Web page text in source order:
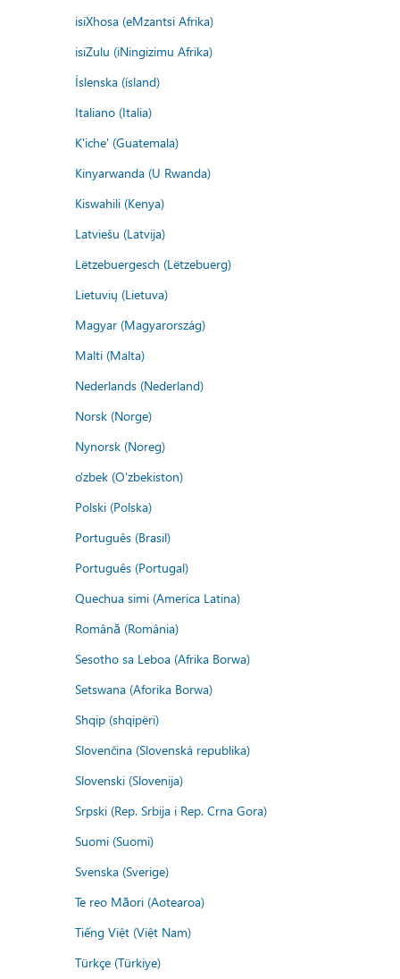
isiXhosa (eMzantsi Afrika)
isiZulu (iNingizimu Afrika)
Íslenska (ísland)
Italiano (Italia)
K'iche' (Guatemala)
Kinyarwanda (U Rwanda)
Kiswahili (Kenya)
Latviešu (Latvija)
Lëtzebuergesch (Lëtzebuerg)
Lietuvių (Lietuva)
Magyar (Magyarország)
Malti (Malta)
Nederlands (Nederland)
Norsk (Norge)
Nynorsk (Noreg)
o'zbek (O'zbekiston)
Polski (Polska)
Português (Brasil)
Português (Portugal)
Quechua simi (America Latina)
Română (România)
Sesotho sa Leboa (Afrika Borwa)
Setswana (Aforika Borwa)
Shqip (shqipëri)
Slovenčina (Slovenská republika)
Slovenski (Slovenija)
Srpski (Rep. Srbija i Rep. Crna Gora)
Suomi (Suomi)
Svenska (Sverige)
Te reo Māori (Aotearoa)
Tiếng Việt (Việt Nam)
Türkçe (Türkiye)